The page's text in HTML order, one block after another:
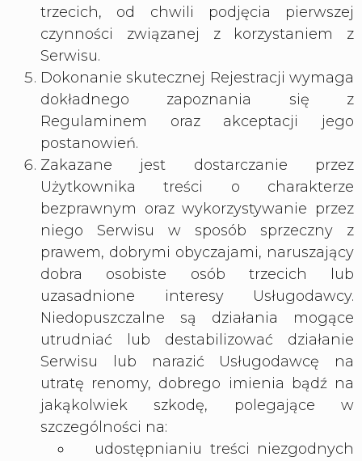
trzecich, od chwili podjęcia pierwszej
czynności związanej z korzystaniem z
Serwisu.
Dokonanie skutecznej Rejestracji wymaga
dokładnego zapoznania się z
Regulaminem oraz akceptacji jego
postanowień.
Zakazane jest dostarczanie przez
Użytkownika treści o charakterze
bezprawnym oraz wykorzystywanie przez
niego Serwisu w sposób sprzeczny z
prawem, dobrymi obyczajami, naruszający
dobra osobiste osób trzecich lub
uzasadnione interesy Usługodawcy.
Niedopuszczalne są działania mogące
utrudniać lub destabilizować działanie
Serwisu lub narazić Usługodawcę na
utratę renomy, dobrego imienia bądź na
jakąkolwiek szkodę, polegające w
szczególności na:
udostępnianiu treści niezgodnych